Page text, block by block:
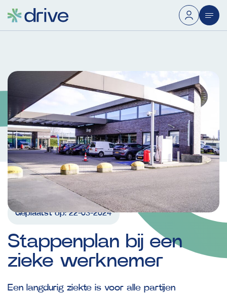
Geplaatst op:22-03-2024
Stappenplan bij een
zieke werknemer
Een langdurig ziekte is voor alle partijen